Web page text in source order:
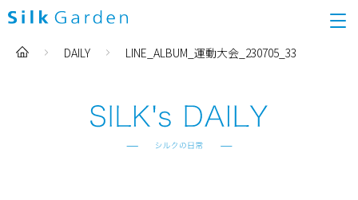
DAILY LINE_ALBUM_運動大会_230705_33